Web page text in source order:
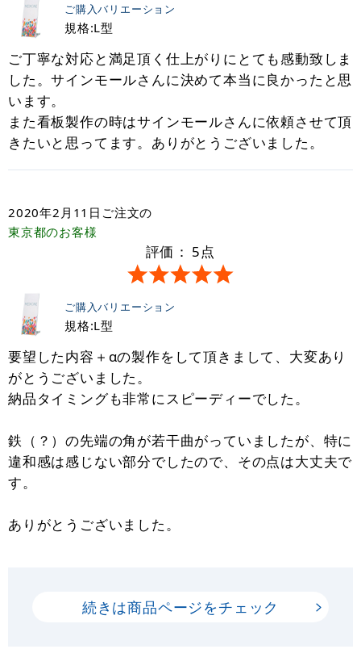
ご購入バリエーション
規格:L型
ご丁寧な対応と満足頂く仕上がりにとても感動致しま
した。サインモールさんに決めて本当に良かったと思
います。
また看板製作の時はサインモールさんに依頼させて頂
きたいと思ってます。ありがとうございました。
2020年2月11日 ご注文の
東京都のお客様
評価： 5点
ご購入バリエーション
規格:L型
要望した内容＋αの製作をして頂きまして、大変あり
がとうございました。
納品タイミングも非常にスピーディーでした。
鉄（？）の先端の角が若干曲がっていましたが、特に
違和感は感じない部分でしたので、その点は大丈夫で
す。
ありがとうございました。
続きは商品ページをチェック